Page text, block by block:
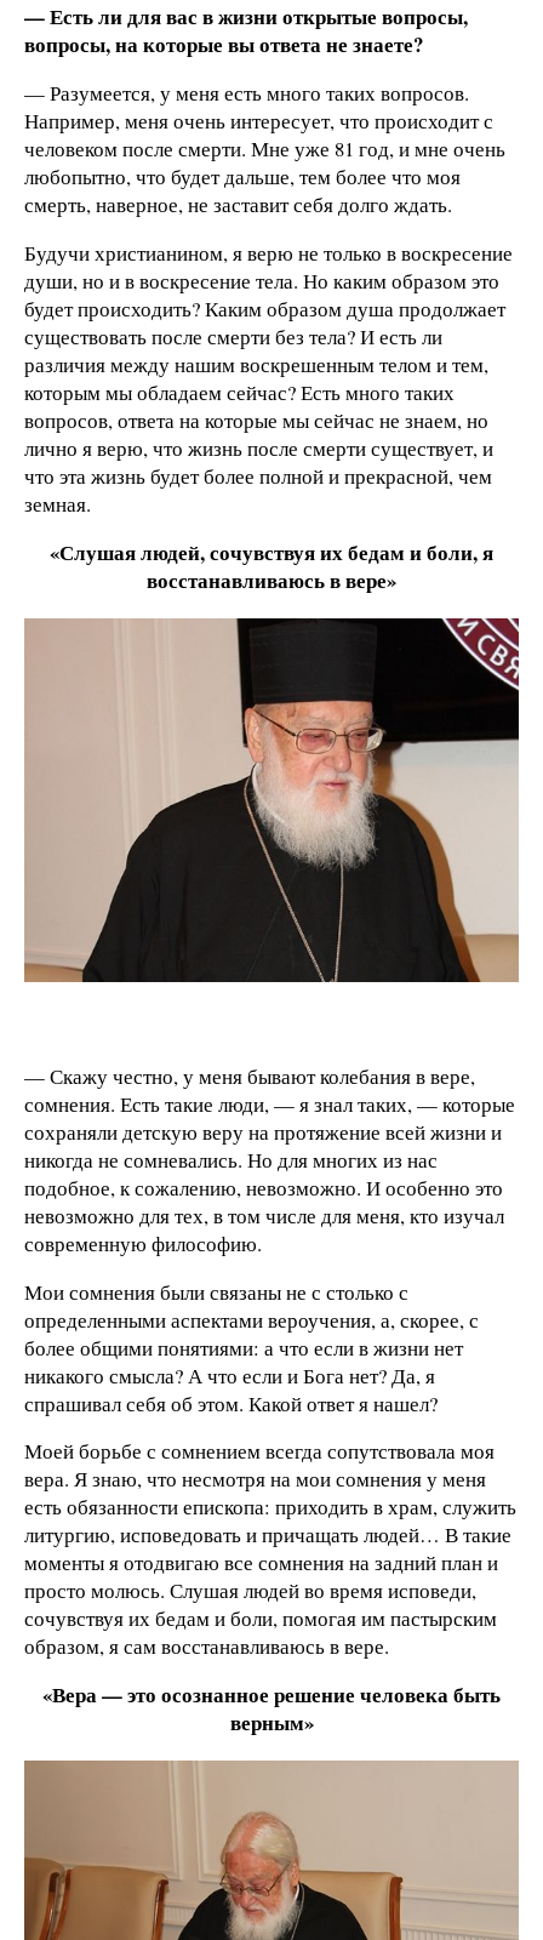
— Есть ли для вас в жизни открытые вопросы,
вопросы, на которые вы ответа не знаете?
— Разумеется, у меня есть много таких вопросов.
Например, меня очень интересует, что происходит с
человеком после смерти. Мне уже 81 год, и мне очень
любопытно, что будет дальше, тем более что моя
смерть, наверное, не заставит себя долго ждать.
Будучи христианином, я верю не только в воскресение
души, но и в воскресение тела. Но каким образом это
будет происходить? Каким образом душа продолжает
существовать после смерти без тела? И есть ли
различия между нашим воскрешенным телом и тем,
которым мы обладаем сейчас? Есть много таких
вопросов, ответа на которые мы сейчас не знаем, но
лично я верю, что жизнь после смерти существует, и
что эта жизнь будет более полной и прекрасной, чем
земная.
«Слушая людей, сочувствуя их бедам и боли, я
восстанавливаюсь в вере»
— Скажу честно, у меня бывают колебания в вере,
сомнения. Есть такие люди, — я знал таких, — которые
сохраняли детскую веру на протяжение всей жизни и
никогда не сомневались. Но для многих из нас
подобное, к сожалению, невозможно. И особенно это
невозможно для тех, в том числе для меня, кто изучал
современную философию.
Мои сомнения были связаны не с столько с
определенными аспектами вероучения, а, скорее, с
более общими понятиями: а что если в жизни нет
никакого смысла? А что если и Бога нет? Да, я
спрашивал себя об этом. Какой ответ я нашел?
Моей борьбе с сомнением всегда сопутствовала моя
вера. Я знаю, что несмотря на мои сомнения у меня
есть обязанности епископа: приходить в храм, служить
литургию, исповедовать и причащать людей… В такие
моменты я отодвигаю все сомнения на задний план и
просто молюсь. Слушая людей во время исповеди,
сочувствуя их бедам и боли, помогая им пастырским
образом, я сам восстанавливаюсь в вере.
«Вера — это осознанное решение человека быть
верным»